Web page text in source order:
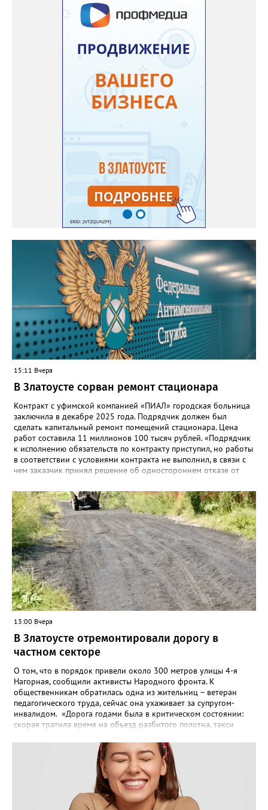
безопасную государственную экосистему. Предполагается, что
переход пройдёт максимально комфортно для пользователей».
Привычные функции - оценки, расписание, домашние задания,
связь с учителями, знакомые пользователям экосистемы
«Госуслуги Моя школа», не просто сохранятся, они будут
собраны в одном месте, подчеркнули в ведомстве. Причём в
этом случае переход на ТОР станет вообще незаметным.
15:11 Вчера
В Златоусте сорван ремонт стационара
Контракт с уфимской компанией «ПИАЛ» городская больница
заключила в декабре 2025 года. Подрядчик должен был
сделать капитальный ремонт помещений стационара. Цена
работ составила 11 миллионов 100 тысяч рублей. «Подрядчик
к исполнению обязательств по контракту приступил, но работы
в соответствии с условиями контракта не выполнил, в связи с
чем заказчик принял решение об одностороннем отказе от
Челябинском УФАС. Антимонопольная служба приняла
решение включить ООО «ПИАЛ» в реестр недобросовестных
поставщиков. В чёрном списке уфимский подрядчик будет два
года.
13:00 Вчера
В Златоусте отремонтировали дорогу в
частном секторе
О том, что в порядок привели около 300 метров улицы 4-я
Нагорная, сообщили активисты Народного фронта. К
общественникам обратилась одна из жительниц – ветеран
педагогического труда, сейчас она ухаживает за супругом-
инвалидом. «Дорога годами была в критическом состоянии:
скорая тратила время на объезд разбитого полотна, такси
однажды реанимация не смогла добраться до больного.
Жители писали в администрацию города и другие инстанции,
пытались ремонтировать дорогу своими силами – всё тщетно»,
– рассказали в ОНФ. Общественники подчеркнули: именно
они добились, чтобы участок разровняли и отсыпали. Для
этого потребовалось обратиться в мэрию Златоуста.